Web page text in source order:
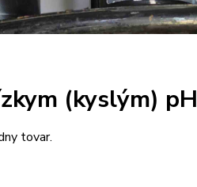
(kyslým) pH
tovar.